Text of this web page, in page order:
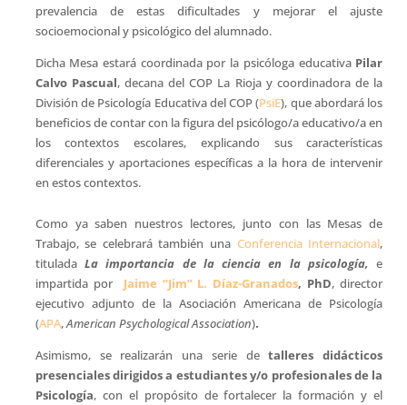
prevalencia de estas dificultades y mejorar el ajuste
socioemocional y psicológico del alumnado.
Dicha Mesa estará coordinada por la psicóloga educativa Pilar
Calvo Pascual, decana del COP La Rioja y coordinadora de la
División de Psicología Educativa del COP (PsiE), que abordará los
beneficios de contar con la figura del psicólogo/a educativo/a en
los contextos escolares, explicando sus características
diferenciales y aportaciones específicas a la hora de intervenir
en estos contextos.
Como ya saben nuestros lectores, junto con las Mesas de
Trabajo, se celebrará también una Conferencia Internacional,
tituladaLa importancia de la ciencia en la psicología, e
impartida por Jaime “Jim” L. Díaz-Granados, PhD, director
ejecutivo adjunto de la Asociación Americana de Psicología
(APA,American Psychological Association).
Asimismo, se realizarán una serie detalleres didácticos
presencialesdirigidos a estudiantes y/o profesionales de la
Psicología, con el propósito de fortalecer la formación y el